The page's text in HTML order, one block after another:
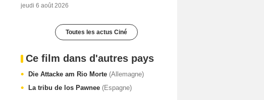
jeudi 6 août 2026
Toutes les actus Ciné
Ce film dans d'autres pays
Die Attacke am Rio Morte (Allemagne)
La tribu de los Pawnee (Espagne)